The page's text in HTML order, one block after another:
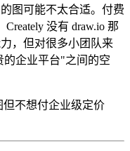
图可能不太合适。付费
没有 draw.io 那
，但对很多小团队来
企业平台"之间的空
不想付企业级定价